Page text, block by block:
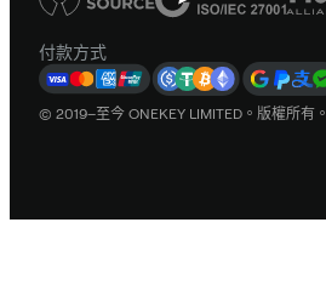
付款方式
© 2019–至今 ONEKEY LIMITED。版權所有。